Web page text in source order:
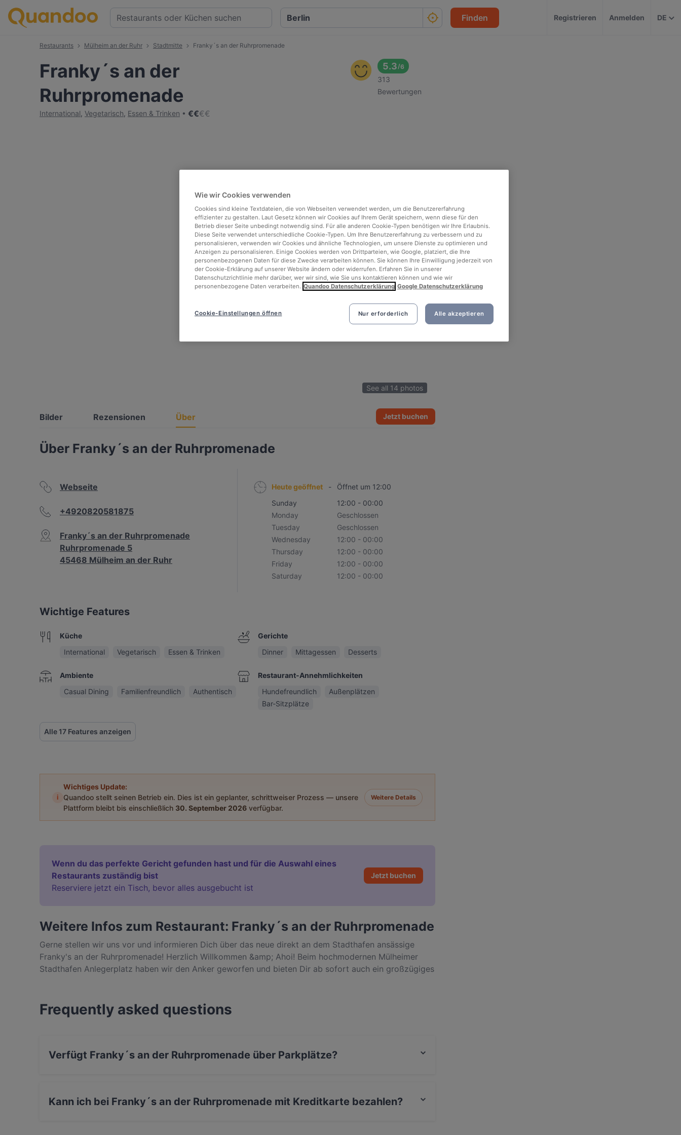
Finden Registrieren Anmelden DE
Restaurants Mülheim an der Ruhr Stadtmitte Franky´s an der Ruhrpromenade
Franky´s an der
Ruhrpromenade
International, Vegetarisch, Essen & Trinken €€€€
5.3/6
313
Bewertungen
See all 14 photos
Bilder Rezensionen Über Jetzt buchen
Über Franky´s an der Ruhrpromenade
Webseite
+4920820581875
Franky´s an der Ruhrpromenade
Ruhrpromenade 5
45468 Mülheim an der Ruhr
Heute geöffnet -
Öffnet um 12:00
Sunday
12:00 - 00:00
Monday
Geschlossen
Tuesday
Geschlossen
Wednesday
12:00 - 00:00
Thursday
12:00 - 00:00
Friday
12:00 - 00:00
Saturday
12:00 - 00:00
Wichtige Features
Küche
International
Vegetarisch Essen & Trinken
Ambiente
Casual Dining
Familienfreundlich Authentisch
Gerichte
Dinner
Mittagessen Desserts
Restaurant-Annehmlichkeiten
Hundefreundlich
Außenplätzen
Bar-Sitzplätze
Alle 17 Features anzeigen
i
Wichtiges Update:
Quandoo stellt seinen Betrieb ein. Dies ist ein geplanter, schrittweiser Prozess — unsere
Plattform bleibt bis einschließlich 30. September 2026 verfügbar.
Weitere Details
Wenn du das perfekte Gericht gefunden hast und für die Auswahl eines
Restaurants zuständig bist
Reserviere jetzt ein Tisch, bevor alles ausgebucht ist
Jetzt buchen
Weitere Infos zum Restaurant: Franky´s an der Ruhrpromenade
Gerne stellen wir uns vor und informieren Dich über das neue direkt an dem Stadthafen ansässige
Franky's an der Ruhrpromenade! Herzlich Willkommen &amp; Ahoi! Beim hochmodernen Mülheimer
Stadthafen Anlegerplatz haben wir den Anker geworfen und bieten Dir ab sofort auch ein großzügiges
Wasserbahnhof Mintard, eine große Außenterrasse mit einem schönen Ruhrblick an. Unsere Liebe zu
Lebensmitteln und die Leidenschaft unserer Köchinnen und Köche ist nahezu garantiert, denn bei uns
Frequently asked questions
Verfügt Franky´s an der Ruhrpromenade über Parkplätze?
Kann ich bei Franky´s an der Ruhrpromenade mit Kreditkarte bezahlen?
Wie wir Cookies verwenden
Cookies sind kleine Textdateien, die von Webseiten verwendet werden, um die Benutzererfahrung
effizienter zu gestalten. Laut Gesetz können wir Cookies auf Ihrem Gerät speichern, wenn diese für den
Betrieb dieser Seite unbedingt notwendig sind. Für alle anderen Cookie-Typen benötigen wir Ihre Erlaubnis.
Diese Seite verwendet unterschiedliche Cookie-Typen. Um Ihre Benutzererfahrung zu verbessern und zu
personalisieren, verwenden wir Cookies und ähnliche Technologien, um unsere Dienste zu optimieren und
Anzeigen zu personalisieren. Einige Cookies werden von Drittparteien, wie Google, platziert, die Ihre
personenbezogenen Daten für diese Zwecke verarbeiten können. Sie können Ihre Einwilligung jederzeit von
der Cookie-Erklärung auf unserer Website ändern oder widerrufen. Erfahren Sie in unserer
Datenschutzrichtlinie mehr darüber, wer wir sind, wie Sie uns kontaktieren können und wie wir
personenbezogene Daten verarbeiten. Quandoo Datenschutzerklärung Google Datenschutzerklärung
Nur erforderlich Alle akzeptieren
Cookie-Einstellungen öffnen